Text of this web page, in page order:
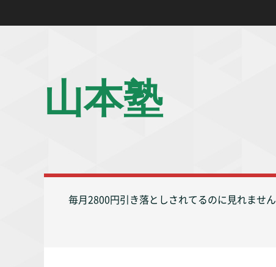
山本塾
毎月2800円引き落としされてるのに見れません